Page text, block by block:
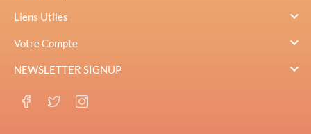
Liens Utiles 
Votre Compte 
NEWSLETTER SIGNUP 